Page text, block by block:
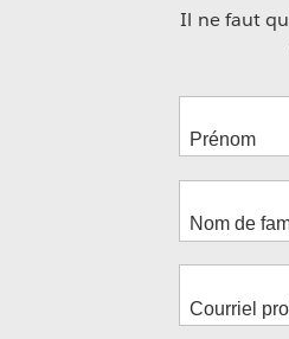
Il ne faut